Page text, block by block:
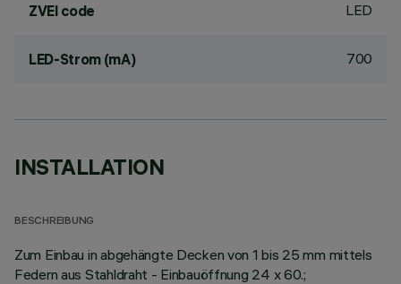
ZVEI code LED
LED-Strom (mA) 700
INSTALLATION
BESCHREIBUNG
Zum Einbau in abgehängte Decken von 1 bis 25 mm mittels
Federn aus Stahldraht - Einbauöffnung 24 x 60.;